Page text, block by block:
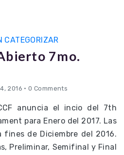
CATEGORIZAR
7mo.
2016 • 0 Comments
anuncia el incio del 7th
para Enero del 2017. Las
fines de Diciembre del 2016.
Preliminar, Semifinal y Final